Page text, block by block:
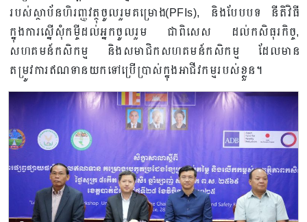
របស់ស្ថាប័នហិរញ្ញវត្ថុចូលរួមគម្រោង(PFIs), និងបែបបទ នីតិវិធី
ក្នុងការស្នើសុំកម្ចីដល់អ្នកចូលរួម ជាពិសេស ដល់កសិធុរកិច្ច,
សហគមន៍កសិកម្ម និងសមាជិកសហគមន៍កសិកម្ម ដែលមាន
តម្រូវការឥណទានយកទៅប្រើប្រាស់ក្នុងអាជីវកម្មរបស់ខ្លួន។